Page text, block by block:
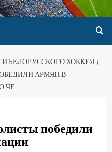
БЕЛОРУССКОГО ХОККЕЯ
АРМЯН В
ЧЕ
победили